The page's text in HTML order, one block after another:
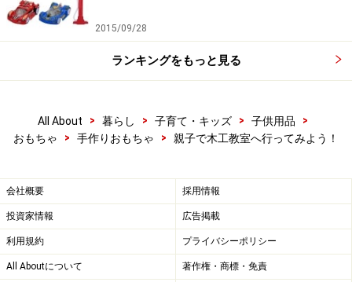
2015/09/28
ランキングをもっと見る
All About > 暮らし > 子育て・キッズ > 子供用品
>
おもちゃ
> 手作りおもちゃ > 親子で木工教室へ行ってみよう！
会社概要 採用情報
投資家情報 広告掲載
利用規約 プライバシーポリシー
All Aboutについて 著作権・商標・免責